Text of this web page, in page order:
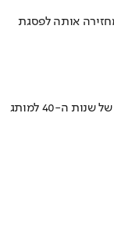
אותה לפסגת
איך אסם הפכה את תקופת הצנע והמחסור הקשה של שנות ה-40 למותג